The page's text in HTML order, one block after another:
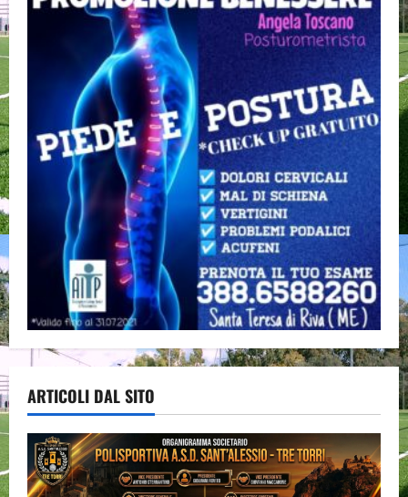
ARTICOLI DAL SITO